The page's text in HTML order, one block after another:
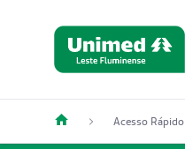
Acesso Rápido